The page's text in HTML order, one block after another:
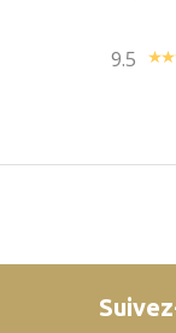
9.5